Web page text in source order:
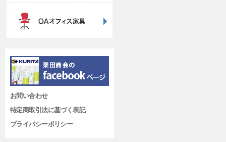
お問い合わせ
特定商取引法に基づく表記
プライバシーポリシー